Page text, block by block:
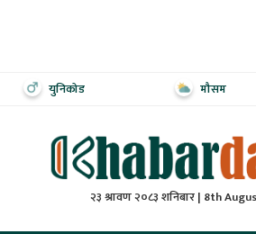
युनिकोड मौसम
२३ श्रावण २०८३ शनिबार | 8th